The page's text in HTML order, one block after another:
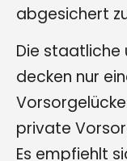
abgesichert
Die staatliche
decken nur
private
Es empfiehlt